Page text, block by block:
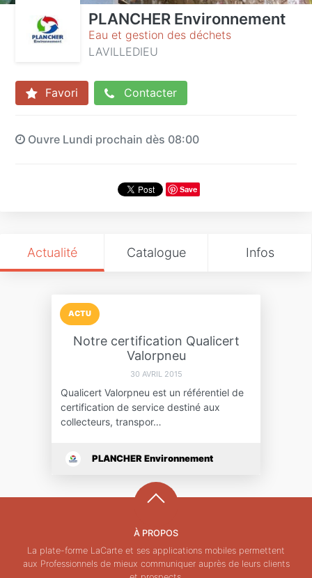
PLANCHER Environnement
Eau et gestion des déchets
LAVILLEDIEU
Favori Contacter
Ouvre Lundi prochain dès 08:00
Save
Actualité Catalogue Infos
ACTU
Notre certification Qualicert
Valorpneu
30 AVRIL 2015
Qualicert Valorpneu est un référentiel de
certification de service destiné aux
collecteurs, transpor…
PLANCHER Environnement
À PROPOS
La plate-forme LaCarte et ses applications mobiles permettent
aux Professionnels de mieux communiquer auprès de leurs clients